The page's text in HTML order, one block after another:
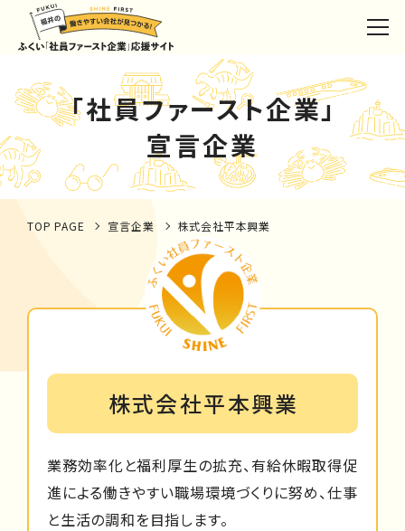
「社員ファースト企業」
宣言企業
TOP PAGE 宣言企業 株式会社平本興業
株式会社平本興業
業務効率化と福利厚生の拡充、有給休暇取得促
進による働きやすい職場環境づくりに努め、仕事
と生活の調和を目指します。